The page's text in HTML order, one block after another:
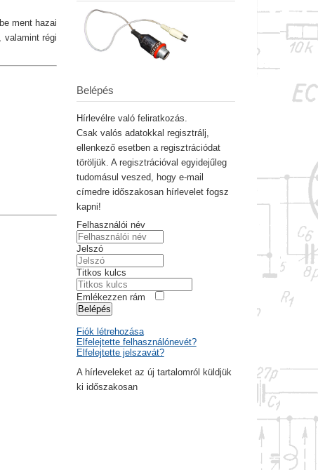
ment hazai
valamint régi
Belépés
Hírlevélre való feliratkozás.
Csak valós adatokkal regisztrálj,
ellenkező esetben a regisztrációdat
töröljük. A regisztrációval egyidejűleg
tudomásul veszed, hogy e-mail
címedre időszakosan hírlevelet fogsz
kapni!
Felhasználói név
Jelszó
Titkos kulcs
Emlékezzen rám
Belépés
Fiók létrehozása
Elfelejtette felhasználónevét?
Elfelejtette jelszavát?
A hírleveleket az új tartalomról küldjük
ki időszakosan